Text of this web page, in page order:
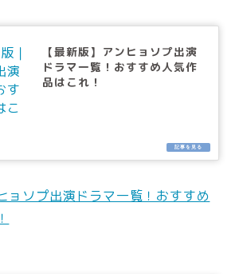
【最新版】アンヒョソプ出演
ドラマ一覧！おすすめ人気作
品はこれ！
ョソプ出演ドラマ一覧！おすすめ